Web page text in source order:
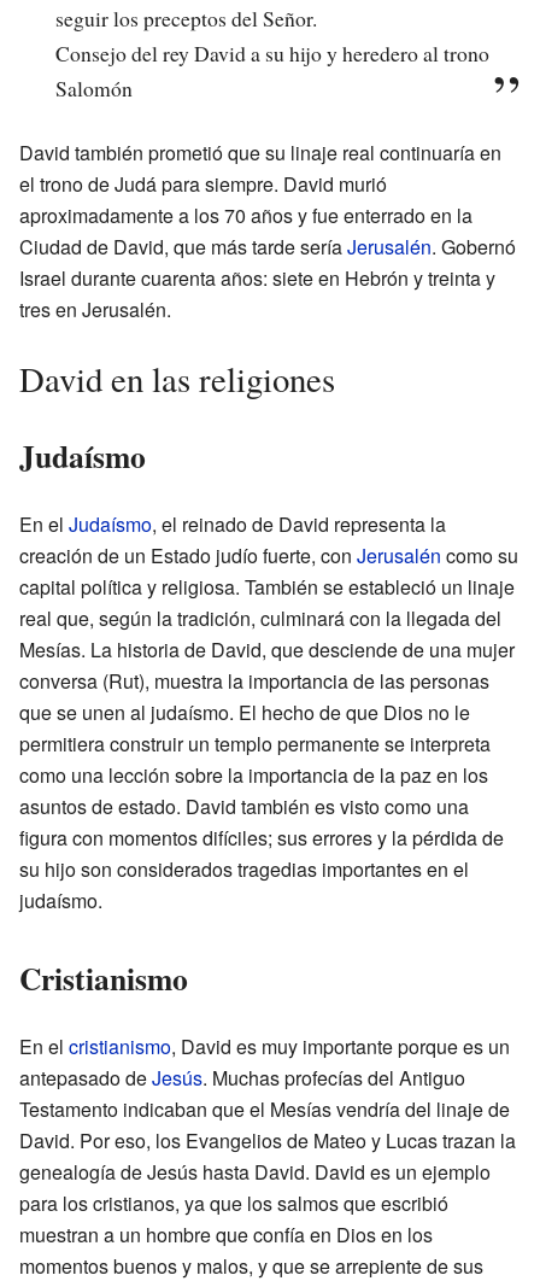
seguir los preceptos del Señor.
Consejo del rey David a su hijo y heredero al trono
Salomón
David también prometió que su linaje real continuaría en
el trono de Judá para siempre. David murió
aproximadamente a los 70 años y fue enterrado en la
Ciudad de David, que más tarde seríaJerusalén. Gobernó
Israel durante cuarenta años: siete en Hebrón y treinta y
tres en Jerusalén.
David en las religiones
Judaísmo
En el Judaísmo, el reinado de David representa la
creación de un Estado judío fuerte, con Jerusalén como su
capital política y religiosa. También se estableció un linaje
real que, según la tradición, culminará con la llegada del
Mesías. La historia de David, que desciende de una mujer
conversa (Rut), muestra la importancia de las personas
que se unen al judaísmo. El hecho de que Dios no le
permitiera construir un templo permanente se interpreta
como una lección sobre la importancia de la paz en los
asuntos de estado. David también es visto como una
figura con momentos difíciles; sus errores y la pérdida de
su hijo son considerados tragedias importantes en el
judaísmo.
Cristianismo
En el cristianismo, David es muy importante porque es un
antepasado deJesús. Muchas profecías del Antiguo
Testamento indicaban que el Mesías vendría del linaje de
David. Por eso, los Evangelios de Mateo y Lucas trazan la
genealogía de Jesús hasta David. David es un ejemplo
para los cristianos, ya que los salmos que escribió
muestran a un hombre que confía en Dios en los
momentos buenos y malos, y que se arrepiente de sus